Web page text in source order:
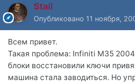
Stail
Опубликовано 11 ноября,
Всем привет.
Такая проблема: Infiniti M35
блоки восстановили ключи
машина стала заводиться. Но